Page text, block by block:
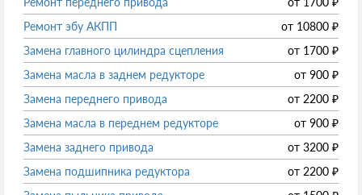
Ремонт эбу АКПП
от 10800 ₽
Замена главного цилиндра сцепления
от 1700 ₽
Замена масла в заднем редукторе
от 900 ₽
Замена переднего привода
от 2200 ₽
Замена масла в переднем редукторе
от 900 ₽
Замена заднего привода
от 3200 ₽
Замена подшипника редуктора
от 2200 ₽